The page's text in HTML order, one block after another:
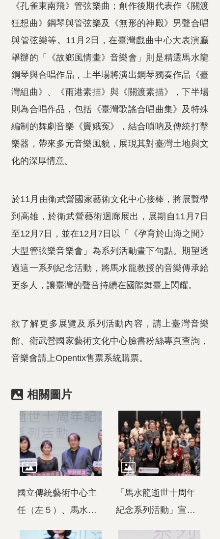
《孔雀東南飛》管弦樂曲；創作後期代表作《關渡
狂想曲》鋼琴與管弦樂及《無形的神殿》男聲合唱
與管弦樂等。11月2日，在臺灣戲曲中心大表演廳
舉辦的「《故鄉風情畫》音樂會」則是精選馬水龍
鋼琴與合唱作品，上半場將演出鋼琴獨奏作品《臺
灣組曲》、《雨港素描》與《關渡素描》，下半場
則為合唱作品，包括《臺灣歌謠合唱曲集》及特殊
編制的舞劇音樂《竇娥冤》，結合嗩吶及傳統打擊
樂器，帶來多元音樂風貌，展現其對臺灣土地與文
化的深厚情意。
於11月由衛武營國家藝術文化中心接棒，將展覽帶
到高雄，於衛武營藝術迴廊展出，展期自11月7日
至12月7日，並在12月7日以「《孕育於山海之間》
大型管弦樂音樂會」為系列活動畫下句點。期望透
過這一系列紀念活動，將馬水龍教授的音樂傳承給
更多人，讓臺灣的聲音持續在國際舞臺上閃耀。
欲了解更多展覽及系列活動內容，請上臺灣音樂
館、衛武營國家藝術文化中心臉書粉絲專頁查詢，
音樂會請上Opentix售票系統購票。
相關圖片
國立傳統藝術中心主
任（左５）、馬水龍
「馬水龍逝世十周年
紀念系列活動」宣告